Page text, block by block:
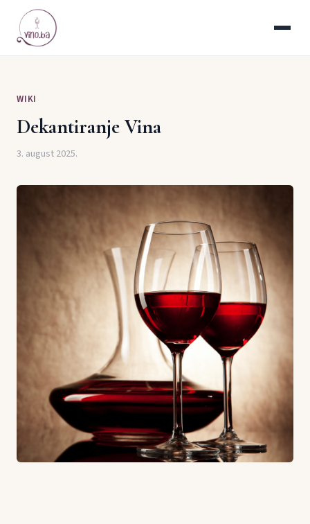
WIKI
Dekantiranje Vina
3. august 2025.